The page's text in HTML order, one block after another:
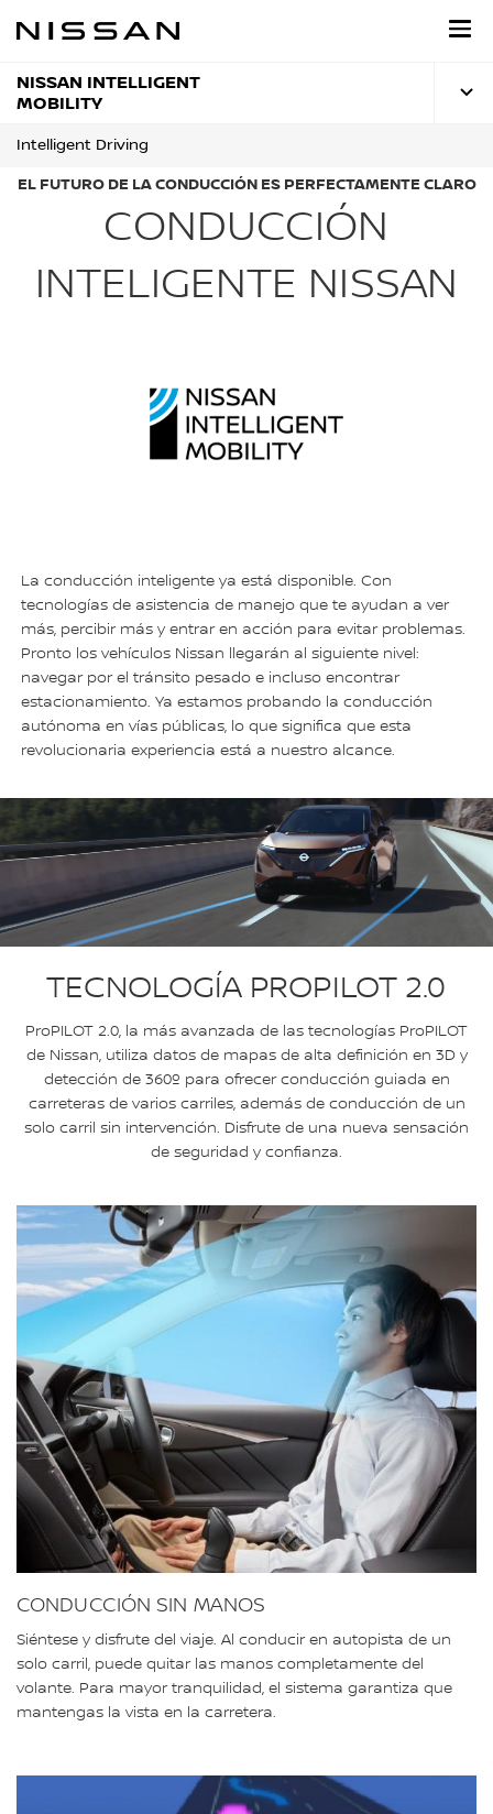
NISSAN INTELLIGENT
MOBILITY
Intelligent Driving
CONDUCCIÓN
INTELIGENTE NISSAN
EL FUTURO DE LA CONDUCCIÓN ES PERFECTAMENTE CLARO
La conducción inteligente ya está disponible. Con
tecnologías de asistencia de manejo que te ayudan a ver
más, percibir más y entrar en acción para evitar problemas.
Pronto los vehículos Nissan llegarán al siguiente nivel:
navegar por el tránsito pesado e incluso encontrar
estacionamiento. Ya estamos probando la conducción
autónoma en vías públicas, lo que significa que esta
revolucionaria experiencia está a nuestro alcance.
TECNOLOGÍA PROPILOT 2.0
ProPILOT 2.0, la más avanzada de las tecnologías ProPILOT
de Nissan, utiliza datos de mapas de alta definición en 3D y
detección de 360º para ofrecer conducción guiada en
carreteras de varios carriles, además de conducción de un
solo carril sin intervención. Disfrute de una nueva sensación
de seguridad y confianza.
CONDUCCIÓN SIN MANOS
Siéntese y disfrute del viaje. Al conducir en autopista de un
solo carril, puede quitar las manos completamente del
volante. Para mayor tranquilidad, el sistema garantiza que
mantengas la vista en la carretera.